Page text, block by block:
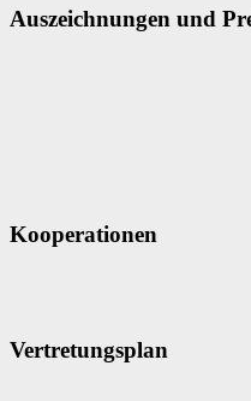
Auszeichnungen und
Kooperationen
Vertretungsplan